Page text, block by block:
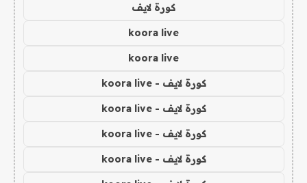
كورة لايف
koora live
koora live
كورة لايف - koora live
كورة لايف - koora live
كورة لايف - koora live
كورة لايف - koora live